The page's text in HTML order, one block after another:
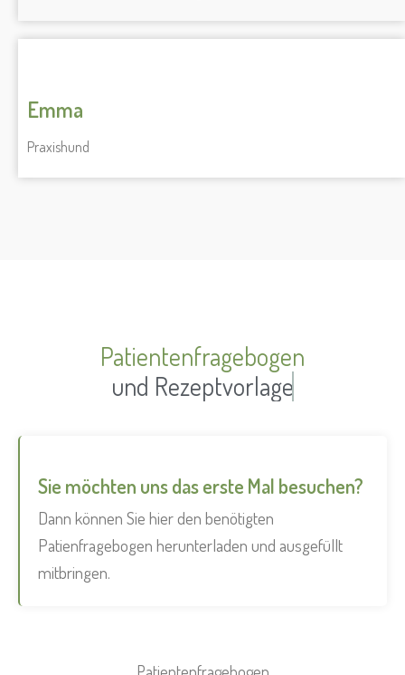
Emma
Praxishund
Patientenfragebogen
und Rezeptvorlage
Sie möchten uns das erste Mal besuchen?
Dann können Sie hier den benötigten
Patienfragebogen herunterladen und ausgefüllt
mitbringen.
Patientenfragebogen